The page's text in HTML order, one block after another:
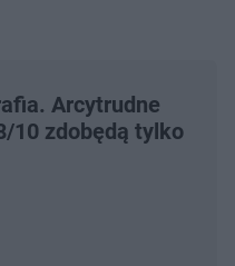
Arcytrudne
10 zdobędą tylko